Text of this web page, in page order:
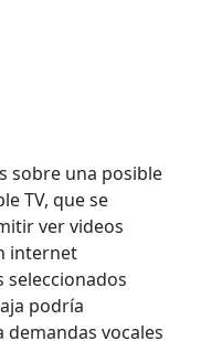
sobre una posible
TV, que se
ver videos
internet
seleccionados
podría
vocales